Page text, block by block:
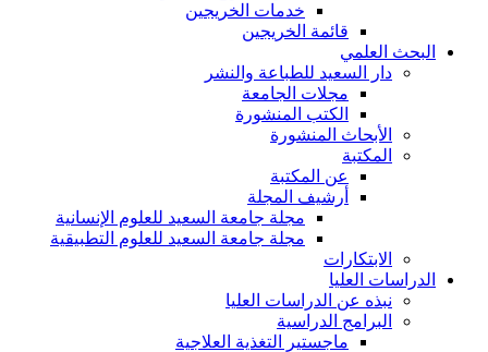
خدمات الخريجين
قائمة الخريجين
البحث العلمي
دار السعيد للطباعة والنشر
مجلات الجامعة
الكتب المنشورة
الأبحاث المنشورة
المكتبة
عن المكتبة
أرشيف المجلة
مجلة جامعة السعيد للعلوم الإنسانية
مجلة جامعة السعيد للعلوم التطبيقية
الابتكارات
الدراسات العليا
نبذه عن الدراسات العليا
البرامج الدراسية
ماجستير التغذية العلاجية